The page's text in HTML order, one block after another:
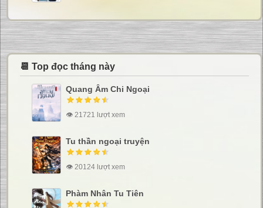
📆 Top đọc tháng này
Quang Âm Chi Ngoại
👁 21721 lượt xem
Tu thần ngoại truyện
👁 20124 lượt xem
Phàm Nhân Tu Tiên